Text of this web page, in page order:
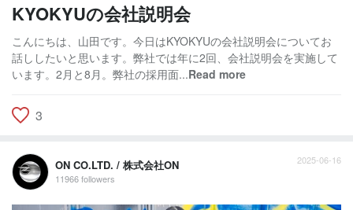
KYOKYUの会社説明会
こんにちは、山田です。今日はKYOKYUの会社説明会についてお
話ししたいと思います。弊社では年に2回、会社説明会を実施して
います。2月と8月。弊社の採用面...Read more
3
ON CO.LTD. / 株式会社ON
11966 followers
2025-06-16